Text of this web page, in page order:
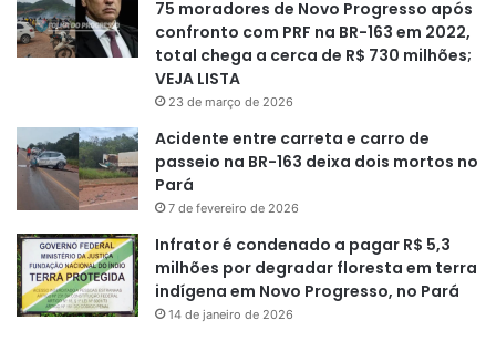
75 moradores de Novo Progresso após
confronto com PRF na BR-163 em 2022,
total chega a cerca de R$ 730 milhões;
VEJA LISTA
23 de março de 2026
Acidente entre carreta e carro de
passeio na BR-163 deixa dois mortos no
Pará
7 de fevereiro de 2026
Infrator é condenado a pagar R$ 5,3
milhões por degradar floresta em terra
indígena em Novo Progresso, no Pará
14 de janeiro de 2026